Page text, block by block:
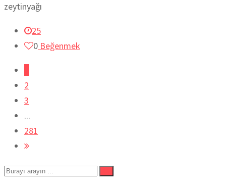
zeytinyağı
25
0 Beğenmek
2
3
...
281